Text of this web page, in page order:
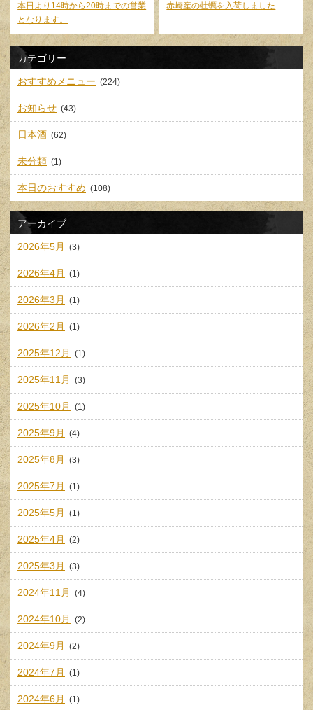
本日より14時から20時までの営業
となります。
赤崎産の牡蠣を入荷しました
カテゴリー
おすすめメニュー (224)
お知らせ (43)
日本酒 (62)
未分類 (1)
本日のおすすめ (108)
アーカイブ
2026年5月 (3)
2026年4月 (1)
2026年3月 (1)
2026年2月 (1)
2025年12月 (1)
2025年11月 (3)
2025年10月 (1)
2025年9月 (4)
2025年8月 (3)
2025年7月 (1)
2025年5月 (1)
2025年4月 (2)
2025年3月 (3)
2024年11月 (4)
2024年10月 (2)
2024年9月 (2)
2024年7月 (1)
2024年6月 (1)